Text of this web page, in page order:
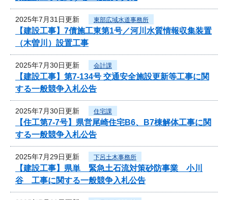
2025年7月31日更新 東部広域水道事務所
【建設工事】7債施工東第1号／河川水質情報収集装置
（木曽川）設置工事
2025年7月30日更新 会計課
【建設工事】第7-134号 交通安全施設更新等工事に関
する一般競争入札公告
2025年7月30日更新 住宅課
【住工第7-7号】県営尾崎住宅B6、B7棟解体工事に関
する一般競争入札公告
2025年7月29日更新 下呂土木事務所
【建設工事】県単 緊急土石流対策砂防事業 小川
谷 工事に関する一般競争入札公告